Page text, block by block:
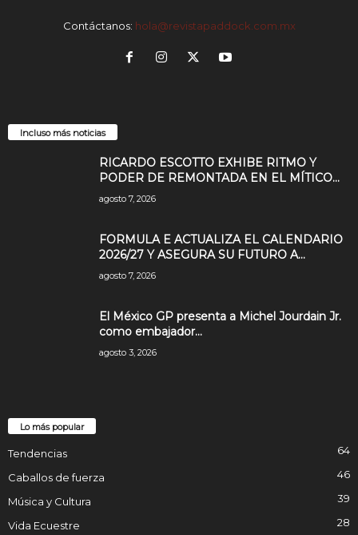
Contáctanos: hola@revistapaddock.com.mx
Incluso más noticias
RICARDO ESCOTTO EXHIBE RITMO Y
PODER DE REMONTADA EN EL MÍTICO...
agosto 7, 2026
FORMULA E ACTUALIZA EL CALENDARIO
2026/27 Y ASEGURA SU FUTURO A...
agosto 7, 2026
El México GP presenta a Michel Jourdain Jr.
como embajador...
agosto 3, 2026
Lo más popular
Tendencias 64
Caballos de fuerza 46
Música y Cultura 39
Vida Ecuestre 28